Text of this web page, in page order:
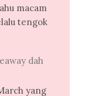
macam
tengok
dah
yang